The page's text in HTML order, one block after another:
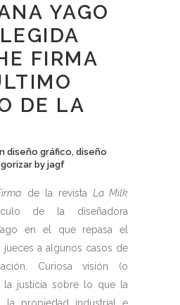
YAGO
FIRMA
DE LA
diseño gráfico, diseño
by jagf
de la revista La Milk
de la diseñadora
en el que repasa el
jueces a algunos casos de
Curiosa visión (o
la justicia sobre lo que la